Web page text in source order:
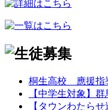
桐生高校 應援指
【中学生対象】
【タウンわたら